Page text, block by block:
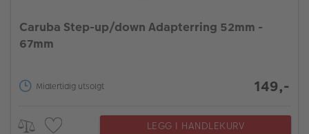
Caruba Step-up/down Adapterring 52mm -
67mm
Midlertidig utsolgt 149,-
LEGG I HANDLEKURV